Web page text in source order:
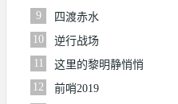
9
四渡赤水
10
逆行战场
11
这里的黎明静悄悄
12
前哨2019